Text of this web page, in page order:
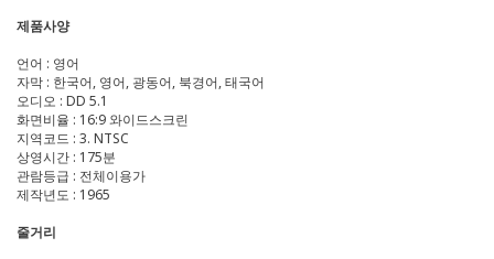
제품사양
언어 : 영어
자막 : 한국어, 영어, 광동어, 북경어, 태국어
오디오 : DD 5.1
화면비율 : 16:9 와이드스크린
지역코드 : 3. NTSC
상영시간 : 175분
관람등급 : 전체이용가
제작년도 : 1965
줄거리